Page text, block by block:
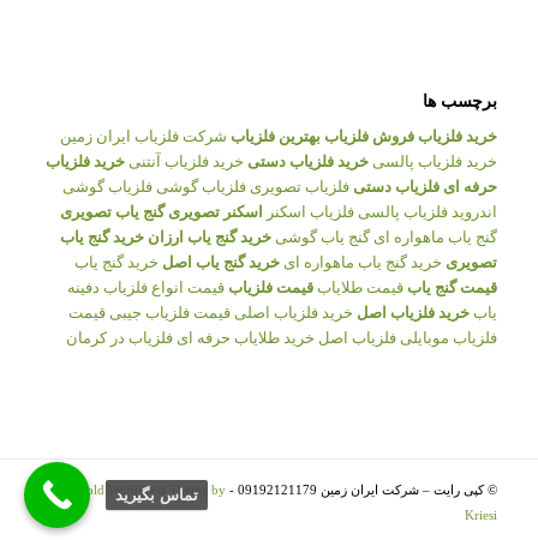
برچسب ها
خرید فلزیاب فروش فلزیاب بهترین فلزیاب شرکت فلزیاب ایران زمین
خرید فلزیاب پالسی خرید فلزیاب دستی خرید فلزیاب آنتنی خرید فلزیاب
حرفه ای فلزیاب دستی فلزیاب تصویری فلزیاب گوشی فلزیاب گوشی
اندروید فلزیاب پالسی فلزیاب اسکنر اسکنر تصویری گنج یاب تصویری
گنج یاب ماهواره ای گنج یاب گوشی خرید گنج یاب ارزان خرید گنج یاب
تصویری خرید گنج یاب ماهواره ای خرید گنج یاب اصل خرید گنج یاب
قیمت گنج یاب قیمت طلایاب قیمت فلزیاب قیمت انواع فلزیاب دفینه
یاب خرید فلزیاب اصل خرید فلزیاب اصلی قیمت فلزیاب جیبی قیمت
فلزیاب موبایلی فلزیاب اصل خرید طلایاب حرفه ای فلزیاب در کرمان
© کپی رایت – شرکت ایران زمین 09192121179 -
Enfold WordPress Theme by
Kriesi
تماس بگيريد